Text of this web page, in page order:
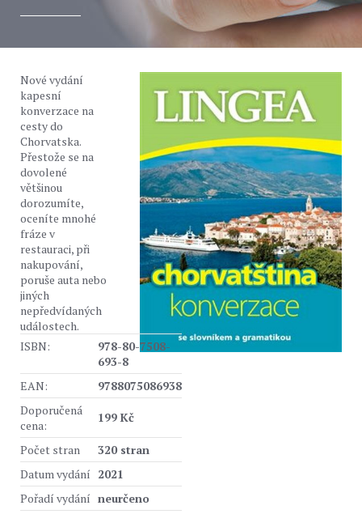
Nové vydání
kapesní
konverzace na
cesty do
Chorvatska.
Přestože se na
dovolené
většinou
dorozumíte,
oceníte mnohé
fráze v
restauraci, při
nakupování,
poruše auta nebo
jiných
nepředvídaných
událostech.
ISBN:
978-80-7508-
693-8
EAN:
9788075086938
Doporučená
cena:
199 Kč
Počet stran
320 stran
Datum vydání 2021
Pořadí vydání neurčeno